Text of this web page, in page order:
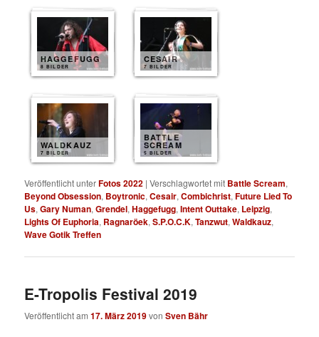
HAGGEFUGG
8 BILDER
CESAIR
7 BILDER
WALDKAUZ
7 BILDER
BATTLE
SCREAM
5 BILDER
Veröffentlicht unterFotos 2022 |Verschlagwortet mit Battle Scream,
Beyond Obsession, Boytronic,Cesair,Combichrist,Future Lied To
Us,Gary Numan,Grendel,Haggefugg,Intent Outtake, Leipzig,
Lights Of Euphoria, Ragnaröek,S.P.O.C.K,Tanzwut,Waldkauz,
Wave Gotik Treffen
E-Tropolis Festival 2019
Veröffentlicht am17. März 2019vonSven Bähr